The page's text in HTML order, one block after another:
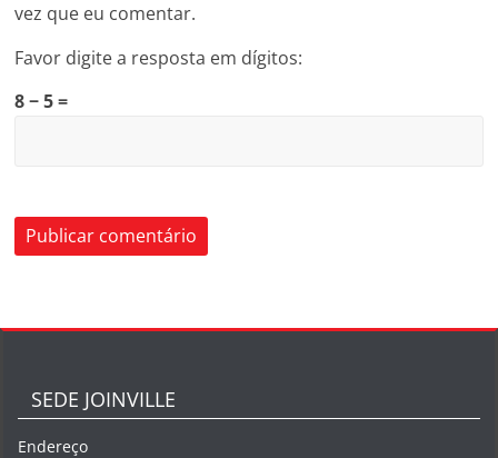
vez que eu comentar.
Favor digite a resposta em dígitos:
8 − 5 =
SEDE JOINVILLE
Endereço